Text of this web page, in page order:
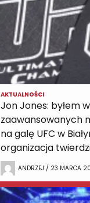
AKTUALNOŚCI
Jon Jones: byłem w
zaawansowanych
na galę UFC w
organizacja
ANDRZEJ / 23 MARCA